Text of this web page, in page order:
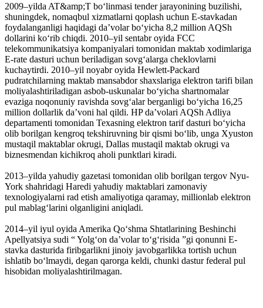
2009–yilda AT&amp;T boʻlinmasi tender jarayonining buzilishi,
shuningdek, nomaqbul xizmatlarni qoplash uchun E-stavkadan
foydalanganligi haqidagi da’volar boʻyicha 8,2 million AQSh
dollarini koʻrib chiqdi. 2010–yil sentabr oyida FCC
telekommunikatsiya kompaniyalari tomonidan maktab xodimlariga
E-rate dasturi uchun beriladigan sovgʻalarga cheklovlarni
kuchaytirdi. 2010–yil noyabr oyida Hewlett-Packard
pudratchilarning maktab mansabdor shaxslariga elektron tarifi bilan
moliyalashtiriladigan asbob-uskunalar boʻyicha shartnomalar
evaziga noqonuniy ravishda sovgʻalar berganligi boʻyicha 16,25
million dollarlik daʼvoni hal qildi. HP daʼvolari AQSh Adliya
departamenti tomonidan Texasning elektron tarif dasturi boʻyicha
olib borilgan kengroq tekshiruvning bir qismi boʻlib, unga Xyuston
mustaqil maktablar okrugi, Dallas mustaqil maktab okrugi va
biznesmendan kichikroq aholi punktlari kiradi.
2013–yilda yahudiy gazetasi tomonidan olib borilgan tergov Nyu-
York shahridagi Haredi yahudiy maktablari zamonaviy
texnologiyalarni rad etish amaliyotiga qaramay, millionlab elektron
pul mablagʻlarini olganligini aniqladi.
2014–yil iyul oyida Amerika Qoʻshma Shtatlarining Beshinchi
Apellyatsiya sudi “ Yolgʻon da’volar toʻgʻrisida ”gi qonunni E-
stavka dasturida firibgarlikni jinoiy javobgarlikka tortish uchun
ishlatib boʻlmaydi, degan qarorga keldi, chunki dastur federal pul
hisobidan moliyalashtirilmagan.